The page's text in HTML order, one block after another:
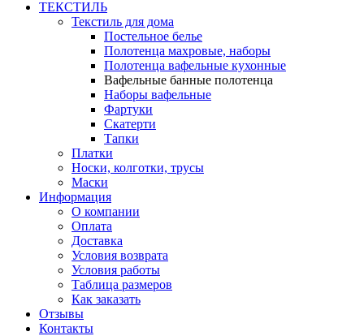
ТЕКСТИЛЬ
Текстиль для дома
Постельное белье
Полотенца махровые, наборы
Полотенца вафельные кухонные
Вафельные банные полотенца
Наборы вафельные
Фартуки
Скатерти
Тапки
Платки
Носки, колготки, трусы
Маски
Информация
О компании
Оплата
Доставка
Условия возврата
Условия работы
Таблица размеров
Как заказать
Отзывы
Контакты